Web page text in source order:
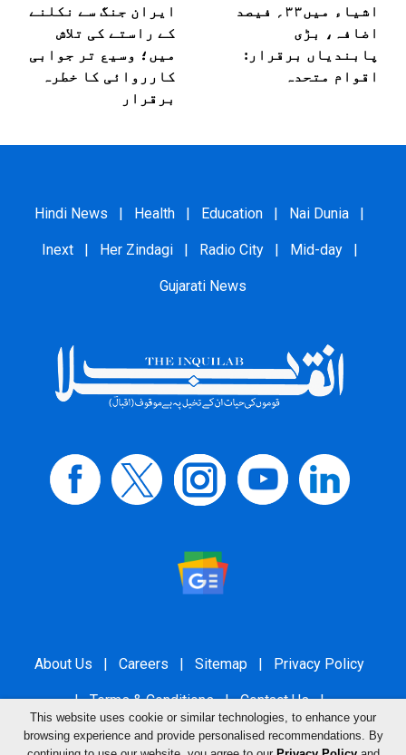
اشیاء میں۳۳؍ فیصد
اضافہ، بڑی
پابندیاں برقرار:
اقوام متحدہ
ایران جنگ سے نکلنے
کے راستے کی تلاش
میں؛ وسیع تر جوابی
کارروائی کا خطرہ
برقرار
Hindi News | Health | Education | Nai Dunia |
Inext | Her Zindagi | Radio City | Mid-day |
Gujarati News
About Us | Careers | Sitemap | Privacy Policy
| Terms & Conditions | Contact Us |
Grievance Redressal
This website uses cookie or similar technologies, to enhance your
browsing experience and provide personalised recommendations. By